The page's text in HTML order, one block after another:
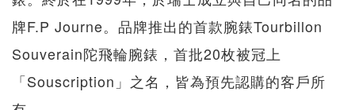
牌F.P Journe。品牌推出的首款腕錶Tourbillon
Souverain陀飛輪腕錶，首批20枚被冠上
「Souscription」之名，皆為預先認購的客戶所